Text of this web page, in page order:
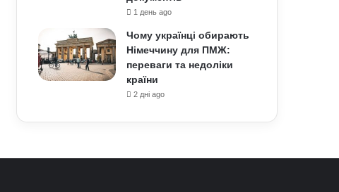
1 день ago
Чому українці обирають
Німеччину для ПМЖ:
переваги та недоліки
країни
2 дні ago